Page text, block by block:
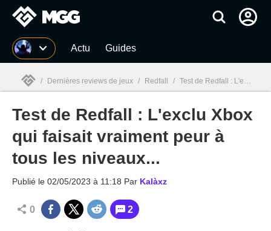
MGG Actu Guides
MGG
/ Dernières reviews de jeux / Redfall / Test de Redfall : L'exclu Xbox qui faisait vraiment peur à tous les niveaux...
Test de Redfall : L'exclu Xbox
qui faisait vraiment peur à
tous les niveaux...
Publié le 02/05/2023 à 11:18 Par Kalàxz
0 2